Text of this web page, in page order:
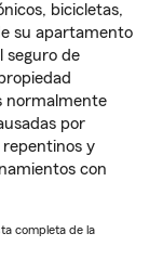
bicicletas,
su apartamento
seguro de
normalmente
por
y
con
completa de la